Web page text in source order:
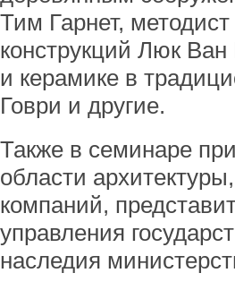
Тим Гарнет,
конструкций Люк
и керамике в
Говри и другие.
Также в семинаре
области
компаний,
управления
наследия